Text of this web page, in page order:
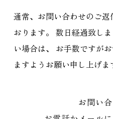
通常、お問い合わせのご
おります。 数日経過致し
い場合は、
お手数ですが
ますようお願い申し上げま
お問い合